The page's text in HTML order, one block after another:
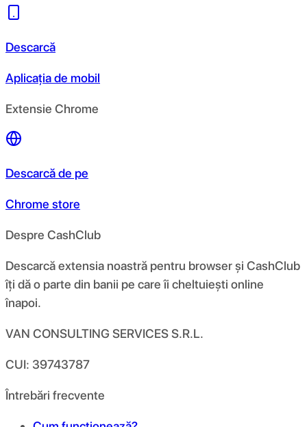
Descarcă
Aplicația de mobil
Extensie Chrome
Descarcă de pe
Chrome store
Despre CashClub
Descarcă extensia noastră pentru browser și CashClub
îți dă o parte din banii pe care îi cheltuiești online
înapoi.
VAN CONSULTING SERVICES S.R.L.
CUI: 39743787
Întrebări frecvente